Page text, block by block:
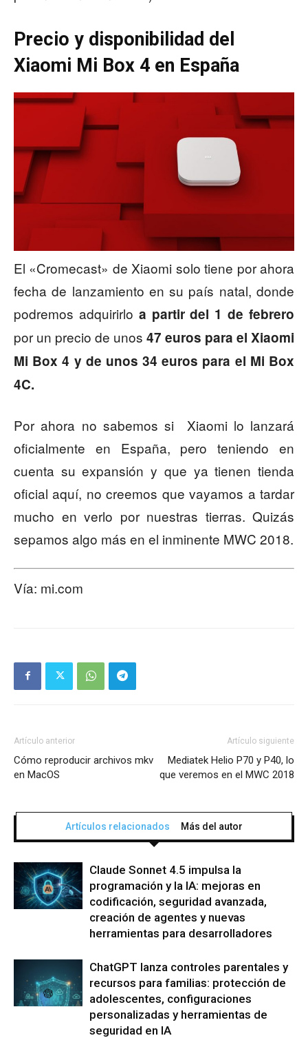
Precio y disponibilidad del
Xiaomi Mi Box 4 en España
El «Cromecast» de Xiaomi solo tiene por ahora
fecha de lanzamiento en su país natal, donde
podremos adquirirlo a partir del 1 de febrero
por un precio de unos 47 euros para el Xiaomi
Mi Box 4 y de unos 34 euros para el Mi Box
4C.
Por ahora no sabemos si Xiaomi lo lanzará
oficialmente en España, pero teniendo en
cuenta su expansión y que ya tienen tienda
oficial aquí, no creemos que vayamos a tardar
mucho en verlo por nuestras tierras. Quizás
sepamos algo más en el inminente MWC 2018.
Vía: mi.com
Artículo anterior
Cómo reproducir archivos mkv
en MacOS
Artículo siguiente
Mediatek Helio P70 y P40, lo
que veremos en el MWC 2018
Artículos relacionados Más del autor
Claude Sonnet 4.5 impulsa la
programación y la IA: mejoras en
codificación, seguridad avanzada,
creación de agentes y nuevas
herramientas para desarrolladores
ChatGPT lanza controles parentales y
recursos para familias: protección de
adolescentes, configuraciones
personalizadas y herramientas de
seguridad en IA